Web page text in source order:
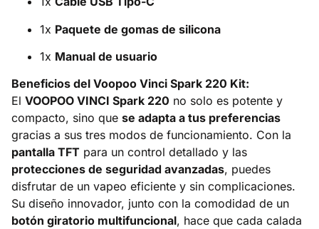
1x Paquete de gomas de silicona
1x Manual de usuario
Beneficios del Voopoo Vinci Spark 220 Kit:
El VOOPOO VINCI Spark 220 no solo es potente y
compacto, sino que se adapta a tus preferencias
gracias a sus tres modos de funcionamiento. Con la
pantalla TFT para un control detallado y las
protecciones de seguridad avanzadas, puedes
disfrutar de un vapeo eficiente y sin complicaciones.
Su diseño innovador, junto con la comodidad de un
botón giratorio multifuncional, hace que cada calada